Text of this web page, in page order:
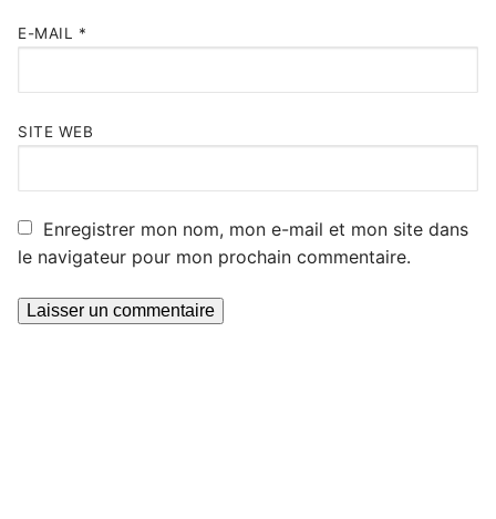
E-MAIL *
SITE WEB
Enregistrer mon nom, mon e-mail et mon site dans
le navigateur pour mon prochain commentaire.